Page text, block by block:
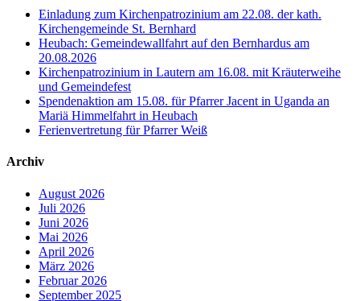
Einladung zum Kirchenpatrozinium am 22.08. der kath.
Kirchengemeinde St. Bernhard
Heubach: Gemeindewallfahrt auf den Bernhardus am
20.08.2026
Kirchenpatrozinium in Lautern am 16.08. mit Kräuterweihe
und Gemeindefest
Spendenaktion am 15.08. für Pfarrer Jacent in Uganda an
Mariä Himmelfahrt in Heubach
Ferienvertretung für Pfarrer Weiß
Archiv
August 2026
Juli 2026
Juni 2026
Mai 2026
April 2026
März 2026
Februar 2026
September 2025